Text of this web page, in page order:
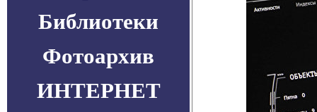
Библиотеки
Фотоархив
ИНТЕРНЕТ